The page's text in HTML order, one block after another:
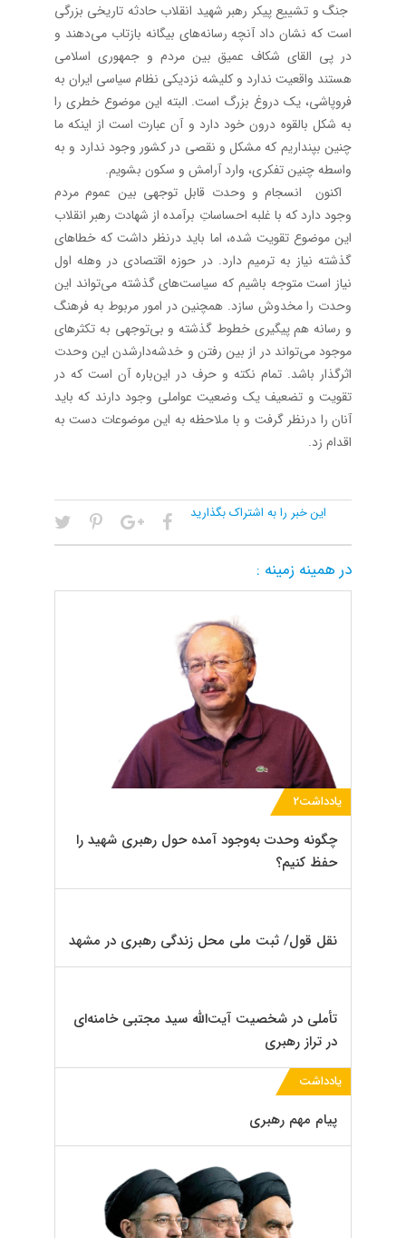
‌جنگ و تشییع پیکر رهبر شهید انقلاب حادثه تاریخی بزرگی
است که نشان داد آنچه رسانه‌های بیگانه بازتاب می‌دهند و
در پی القای شکاف عمیق بین مردم و جمهوری اسلامی
هستند واقعیت ندارد و کلیشه‌ نزدیکی نظام سیاسی ایران به
فروپاشی، یک دروغ بزرگ است. البته این موضوع خطری را
به شکل بالقوه درون خود دارد و آن عبارت است از اینکه ما
چنین بپنداریم که مشکل و نقصی در کشور وجود ندارد و به
واسطه چنین تفکری، وارد آرامش و سکون بشویم.
‌ اکنون ‌ انسجام و وحدت قابل توجهی بین عموم مردم
وجود دارد که با غلبه احساساتِ برآمده از شهادت رهبر انقلاب
این موضوع تقویت شده، اما باید درنظر داشت که خطاهای
گذشته نیاز به ترمیم دارد. در حوزه اقتصادی در وهله اول
نیاز است‌ متوجه باشیم که سیاست‌های گذشته می‌تواند این
وحدت را مخدوش سازد. همچنین در امور مربوط به فرهنگ
و رسانه هم پیگیری خطوط گذشته و بی‌توجهی به تکثرهای
موجود می‌تواند در از بین رفتن و خدشه‌دارشدن این وحدت
اثرگذار باشد. تمام نکته و حرف در این‌باره آن است که در
تقویت و تضعیف یک وضعیت عواملی وجود دارند که باید
آنان را درنظر گرفت و با ملاحظه به این موضوعات دست به
اقدام زد.‌
این خبر را به اشتراک بگذارید
در همینه زمینه :
یادداشت2
چگونه وحدت به‌وجود آمده حول رهبری شهید را
حفظ کنیم؟
نقل قول/ ثبت ملی محل زندگی رهبری در مشهد
تأملی در شخصیت آیت‌الله سید مجتبی خامنه‌ای
در تراز رهبری
یادداشت
پیام مهم رهبری